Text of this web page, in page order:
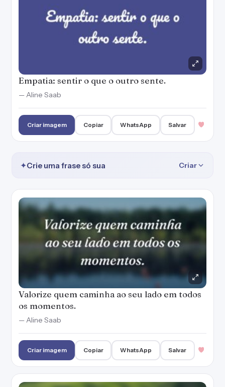
Empatia: sentir o que o outro sente.
— Aline Saab
Criar imagem Copiar WhatsApp Salvar
✦Crie uma frase só sua Criar
Valorize quem caminha ao seu lado em todos
os momentos.
— Aline Saab
Criar imagem Copiar WhatsApp Salvar